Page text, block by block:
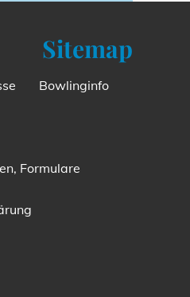
Sitemap
Bowlinginfo
Formulare